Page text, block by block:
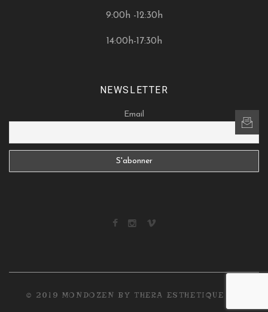
9:00h -12:30h
14:00h-17:30h
NEWSLETTER
Email
© 2019 MONDOZEN BY THERA ESTHETIQUE